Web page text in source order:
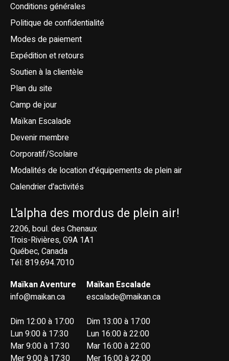
Conditions générales
Politique de confidentialité
Modes de paiement
Expédition et retours
Soutien à la clientèle
Plan du site
Camp de jour
Maïkan Escalade
Devenir membre
Corporatif/Scolaire
Modalités de location d'équipements de plein air
Calendrier d'activités
L'alpha des mordus de plein air!
2206, boul. des Chenaux
Trois-Rivières, G9A 1A1
Québec, Canada
Tél: 819.694.7010
Maïkan Aventure
info@maikan.ca
Dim 12:00 à 17:00
Lun 9:00 à 17:30
Mar 9:00 à 17:30
Maïkan Escalade
escalade@maikan.ca
Dim 13:00 à 17:00
Lun 16:00 à 22:00
Mar 16:00 à 22:00